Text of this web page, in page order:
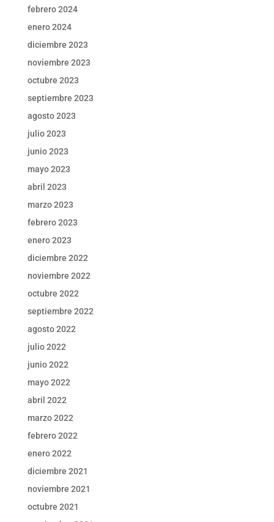
febrero 2024
enero 2024
diciembre 2023
noviembre 2023
octubre 2023
septiembre 2023
agosto 2023
julio 2023
junio 2023
mayo 2023
abril 2023
marzo 2023
febrero 2023
enero 2023
diciembre 2022
noviembre 2022
octubre 2022
septiembre 2022
agosto 2022
julio 2022
junio 2022
mayo 2022
abril 2022
marzo 2022
febrero 2022
enero 2022
diciembre 2021
noviembre 2021
octubre 2021